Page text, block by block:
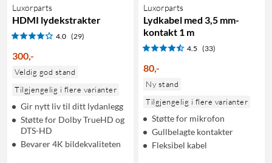
Luxorparts
HDMI lydekstrakter
4.0 (29)
300,-
Veldig god stand
Tilgjengelig i flere varianter
Gir nytt liv til ditt lydanlegg
Støtte for Dolby TrueHD og
DTS-HD
Bevarer 4K bildekvaliteten
Luxorparts
Lydkabel med 3,5 mm-
kontakt 1 m
4.5 (33)
80,-
Ny stand
Tilgjengelig i flere varianter
Støtte for mikrofon
Gullbelagte kontakter
Fleksibel kabel